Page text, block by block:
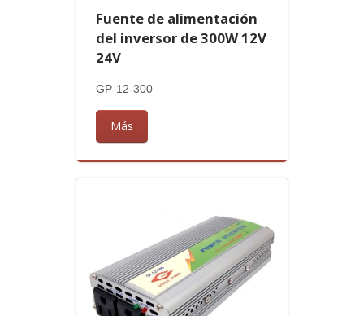
Fuente de alimentación
del inversor de 300W 12V
24V
GP-12-300
Más